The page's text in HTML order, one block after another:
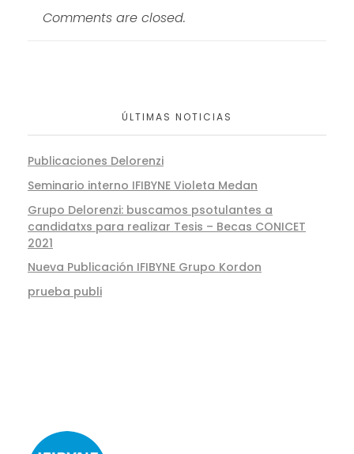
Comments are closed.
ÚLTIMAS NOTICIAS
Publicaciones Delorenzi
Seminario interno IFIBYNE Violeta Medan
Grupo Delorenzi: buscamos psotulantes a
candidatxs para realizar Tesis – Becas CONICET
2021
Nueva Publicación IFIBYNE Grupo Kordon
prueba publi